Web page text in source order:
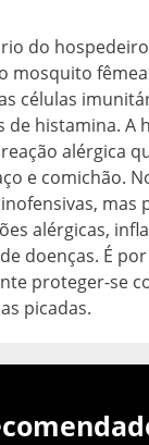
do
mosquito
células
histamina. A
alérgica
e comichão.
mas
alérgicas,
doenças. É
proteger-se
picadas.